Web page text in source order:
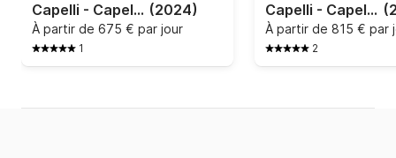
Capelli - Capelli Tempest 700 (2024)
À partir de 675 € par jour
1
Capelli - Capelli Tempest 800
À partir de 815 € par
2